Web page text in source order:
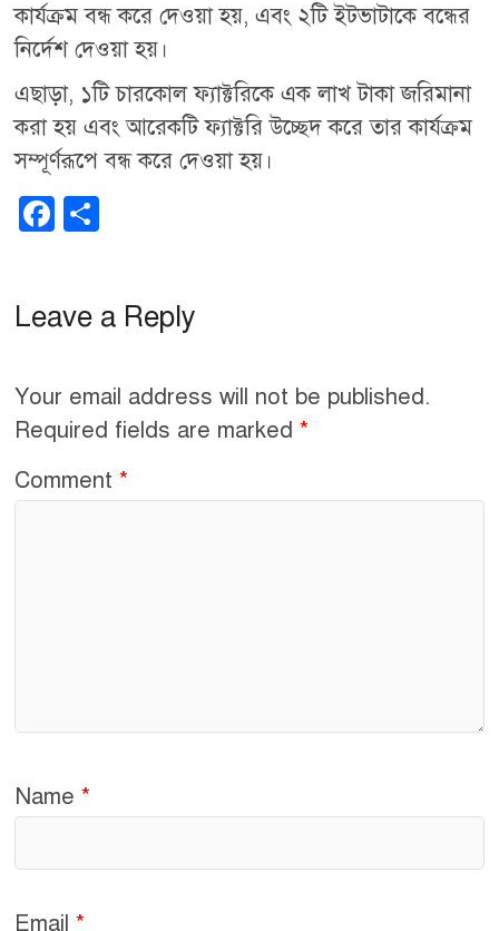
কার্যক্রম বন্ধ করে দেওয়া হয়, এবং ২টি ইটভাটাকে বন্ধের
নির্দেশ দেওয়া হয়।
এছাড়া, ১টি চারকোল ফ্যাক্টরিকে এক লাখ টাকা জরিমানা
করা হয় এবং আরেকটি ফ্যাক্টরি উচ্ছেদ করে তার কার্যক্রম
সম্পূর্ণরূপে বন্ধ করে দেওয়া হয়।
F
e
o
o
e
Leave a Reply
Your email address will not be published.
Required fields are marked*
Comment*
Name*
Email*